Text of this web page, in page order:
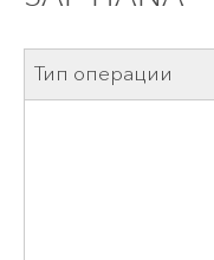
Тип операции